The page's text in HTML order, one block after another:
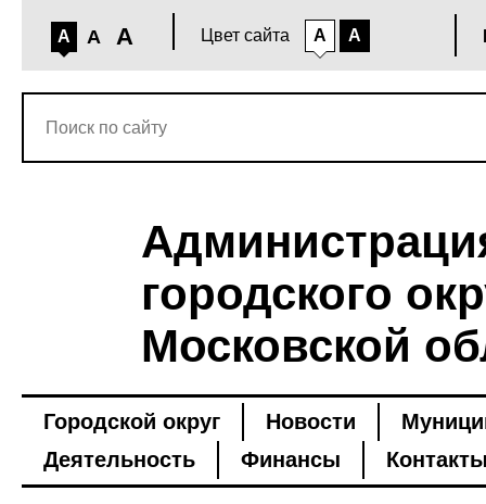
A A A Цвет сайта A A
городского
Московской
Городской округ Новости
Деятельность
Финансы